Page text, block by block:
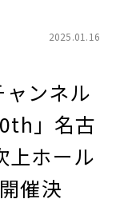
2025.01.16
ンネル
」名古
上ホール
催決